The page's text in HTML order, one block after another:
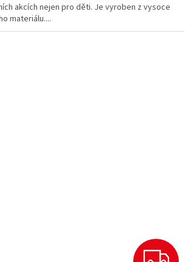
akcích nejen pro děti. Je vyroben z vysoce
materiálu....